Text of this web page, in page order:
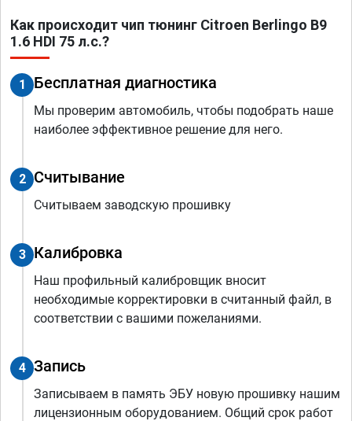
Как происходит чип тюнинг Citroen Berlingo B9
1.6 HDI 75 л.с.?
1 Бесплатная диагностика
Мы проверим автомобиль, чтобы подобрать наше
наиболее эффективное решение для него.
2 Считывание
Считываем заводскую прошивку
3 Калибровка
Наш профильный калибровщик вносит
необходимые корректировки в считанный файл, в
соответствии с вашими пожеланиями.
4 Запись
Записываем в память ЭБУ новую прошивку нашим
лицензионным оборудованием. Общий срок работ